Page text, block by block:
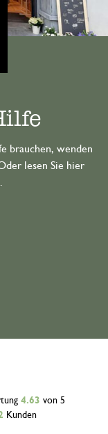
brauchen, wenden
lesen Sie hier
4.63 von 5
Kunden